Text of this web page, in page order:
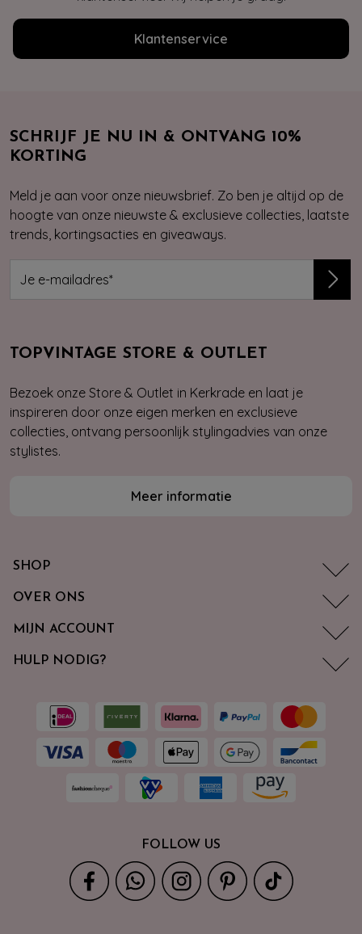
Klantenservice
SCHRIJF JE NU IN & ONTVANG 10%
KORTING
Meld je aan voor onze nieuwsbrief. Zo ben je altijd op de
hoogte van onze nieuwste & exclusieve collecties, laatste
trends, kortingsacties en giveaways.
TOPVINTAGE STORE & OUTLET
Bezoek onze Store & Outlet in Kerkrade en laat je
inspireren door onze eigen merken en exclusieve
collecties, ontvang persoonlijk stylingadvies van onze
stylistes.
Meer informatie
SHOP
OVER ONS
MIJN ACCOUNT
HULP NODIG?
FOLLOW US